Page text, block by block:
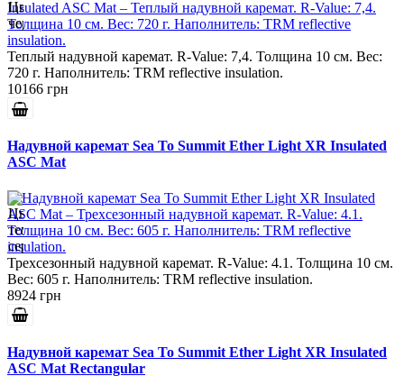
Теплый надувной каремат. R-Value: 7,4. Толщина 10 см. Вес:
720 г. Наполнитель: TRM reflective insulation.
10166 грн
Надувной каремат Sea To Summit Ether Light XR Insulated
ASC Mat
Трехсезонный надувной каремат. R-Value: 4.1. Толщина 10 см.
Вес: 605 г. Наполнитель: TRM reflective insulation.
8924 грн
Надувной каремат Sea To Summit Ether Light XR Insulated
ASC Mat Rectangular